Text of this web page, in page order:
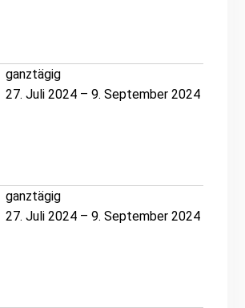
ganztägig
27. Juli 2024 – 9. September 2024
ganztägig
27. Juli 2024 – 9. September 2024